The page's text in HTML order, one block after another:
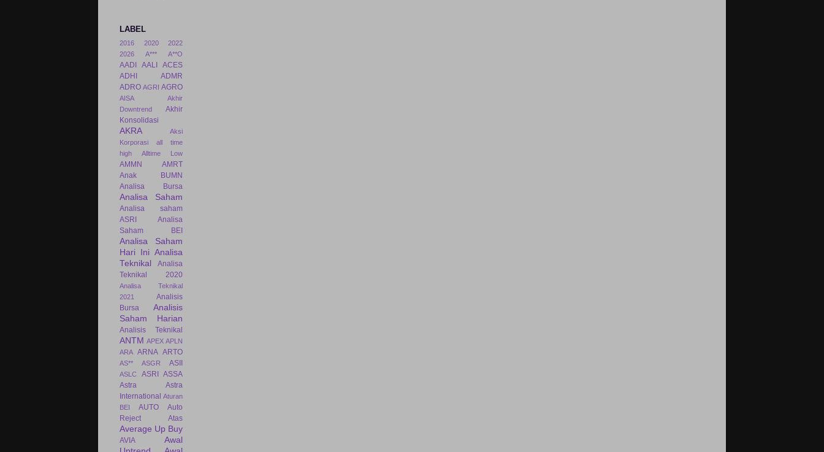
LABEL
2016 2020
2022
2026
A*** A**O
AADI AALI
ACES
ADHI
ADMR
ADRO AGRI AGRO
AISA
Akhir
Downtrend
Akhir
Konsolidasi
AKRA
Aksi
Korporasi
all time
high
Alltime Low
AMMN
AMRT
Anak BUMN
Analisa Bursa
Analisa Saham
Analisa saham
ASRI
Analisa
Saham BEI
Analisa Saham
Hari Ini Analisa
Teknikal
Analisa
Teknikal 2020
Analisa Teknikal
2021
Analisis
Bursa
Analisis
Saham Harian
Analisis Teknikal
ANTM APEX APLN
ARA ARNA ARTO
AS** ASGR ASII
ASLC ASRI
ASSA
Astra
Astra
International Aturan
BEI
AUTO
Auto
Reject Atas
Average Up Buy
AVIA
Awal